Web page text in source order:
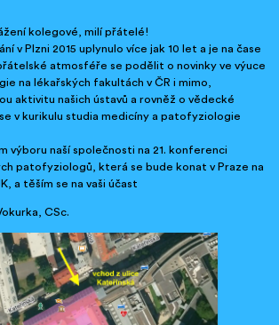
kolegové, milí přátelé!
v Plzni 2015 uplynulo více jak 10 let a je na čase
atmosféře se podělit o novinky ve výuce
na lékařských fakultách v ČR i mimo,
aktivitu našich ústavů a rovněž o vědecké
v kurikulu studia medicíny a patofyziologie
výboru naší společnosti na 21. konferenci
patofyziologů, která se bude konat v Praze na
a těším se na vaši účast
CSc.